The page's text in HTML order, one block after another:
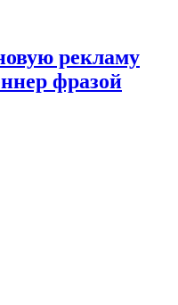
рекламу
фразой